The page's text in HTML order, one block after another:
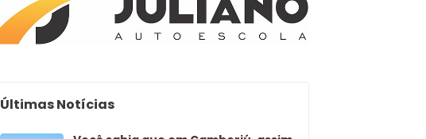
Últimas Notícias